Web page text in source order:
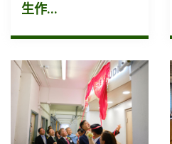
生作...